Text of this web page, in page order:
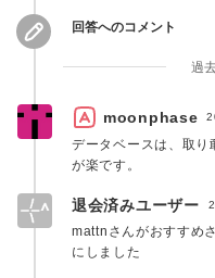
回答へのコメント
過
moonphase
データベースは、取
が楽です。
退会済みユーザー
mattnさんがおすすめ
にしました